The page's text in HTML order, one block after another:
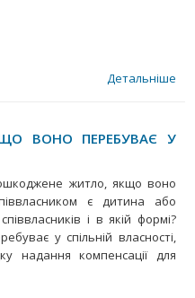
Детальніше
ВОНО ПЕРЕБУВАЄ У
житло, якщо воно
є дитина або
і в якій формі?
у спільній власності,
надання компенсації для